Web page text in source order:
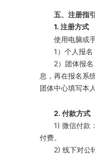
五、注册指引
1. 注册方式
使用电脑或
1）个人报
2）团体报
息，再在报名系
团体中心填写本
2. 付款方式
1) 微信付款
付费。
2) 线下对公